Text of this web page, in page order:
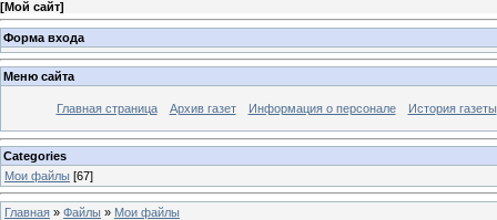
[Мой сайт]
Форма входа
Меню сайта
Главная страница Архив газет Информация о персонале История газеты
Categories
Мои файлы [67]
Главная » Файлы » Мои файлы